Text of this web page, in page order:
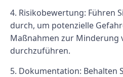
4. Risikobewertung: Führen
durch, um potenzielle
Maßnahmen zur Minderung
durchzuführen.
5. Dokumentation: Behalten